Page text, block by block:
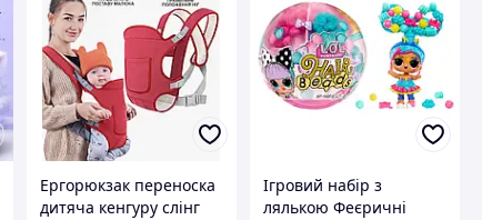
Ергорюкзак переноска
дитяча кенгуру слінг
Ігровий набір з
лялькою Феєричні